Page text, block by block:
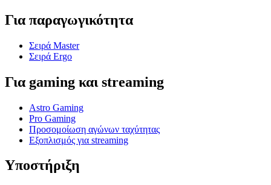
Για παραγωγικότητα
Σειρά Master
Σειρά Ergo
Για gaming και streaming
Astro Gaming
Pro Gaming
Προσομοίωση αγώνων ταχύτητας
Εξοπλισμός για streaming
Υποστήριξη